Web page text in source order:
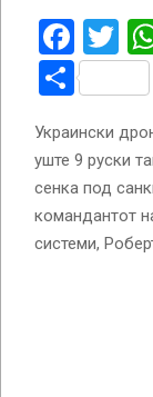
Share
Украински
уште 9 руски
сенка под
командантот
системи,